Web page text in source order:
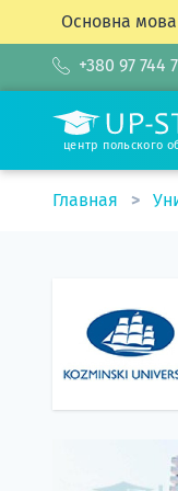
Основна мова
+380 97 744
центр польского
Главная